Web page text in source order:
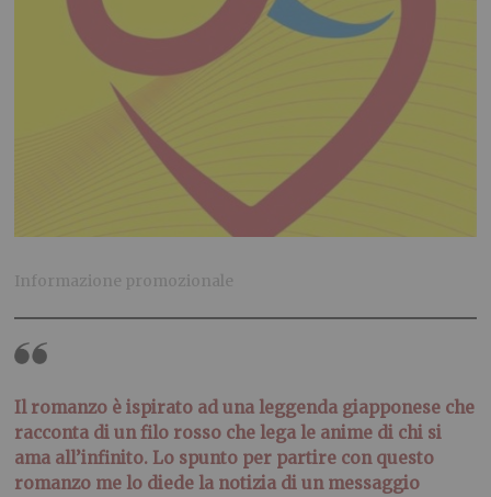
Informazione promozionale
Il romanzo è ispirato ad una leggenda giapponese che
racconta di un filo rosso che lega le anime di chi si
ama all’infinito. Lo spunto per partire con questo
romanzo me lo diede la notizia di un messaggio